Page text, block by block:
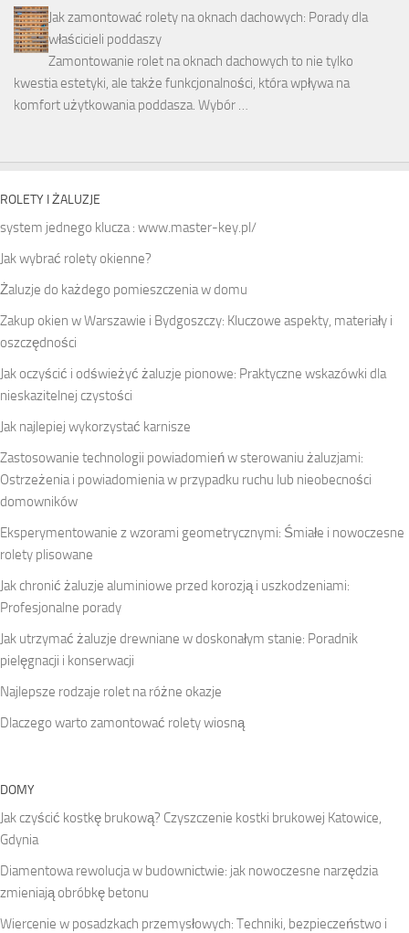
Jak zamontować rolety na oknach dachowych: Porady dla
właścicieli poddaszy
Zamontowanie rolet na oknach dachowych to nie tylko
kwestia estetyki, ale także funkcjonalności, która wpływa na
komfort użytkowania poddasza. Wybór …
ROLETY I ŻALUZJE
system jednego klucza : www.master-key.pl/
Jak wybrać rolety okienne?
Żaluzje do każdego pomieszczenia w domu
Zakup okien w Warszawie i Bydgoszczy: Kluczowe aspekty, materiały i
oszczędności
Jak oczyścić i odświeżyć żaluzje pionowe: Praktyczne wskazówki dla
nieskazitelnej czystości
Jak najlepiej wykorzystać karnisze
Zastosowanie technologii powiadomień w sterowaniu żaluzjami:
Ostrzeżenia i powiadomienia w przypadku ruchu lub nieobecności
domowników
Eksperymentowanie z wzorami geometrycznymi: Śmiałe i nowoczesne
rolety plisowane
Jak chronić żaluzje aluminiowe przed korozją i uszkodzeniami:
Profesjonalne porady
Jak utrzymać żaluzje drewniane w doskonałym stanie: Poradnik
pielęgnacji i konserwacji
Najlepsze rodzaje rolet na różne okazje
Dlaczego warto zamontować rolety wiosną
DOMY
Jak czyścić kostkę brukową? Czyszczenie kostki brukowej Katowice,
Gdynia
Diamentowa rewolucja w budownictwie: jak nowoczesne narzędzia
zmieniają obróbkę betonu
Wiercenie w posadzkach przemysłowych: Techniki, bezpieczeństwo i